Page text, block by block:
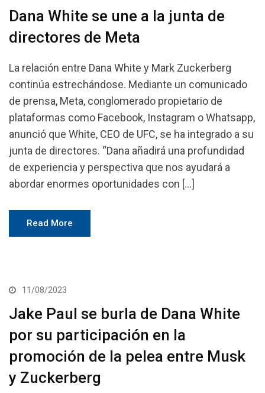
Dana White se une a la junta de
directores de Meta
La relación entre Dana White y Mark Zuckerberg
continúa estrechándose. Mediante un comunicado
de prensa, Meta, conglomerado propietario de
plataformas como Facebook, Instagram o Whatsapp,
anunció que White, CEO de UFC, se ha integrado a su
junta de directores. “Dana añadirá una profundidad
de experiencia y perspectiva que nos ayudará a
abordar enormes oportunidades con […]
Read More
11/08/2023
Jake Paul se burla de Dana White
por su participación en la
promoción de la pelea entre Musk
y Zuckerberg